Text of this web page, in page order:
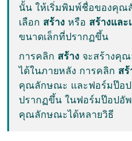
นั้น ให้เริ่มพิมพ์ชื่อของคุณ
เลือก สร้าง หรือ สร้างและ
ขนาดเล็กที่ปรากฏขึ้น
การคลิก สร้าง จะสร้างคุ
ได้ในภายหลัง การคลิก สร้
คุณลักษณะ และฟอร์มป๊อ
ปรากฏขึ้น ในฟอร์มป๊อปอั
คุณลักษณะได้หลายวิธี